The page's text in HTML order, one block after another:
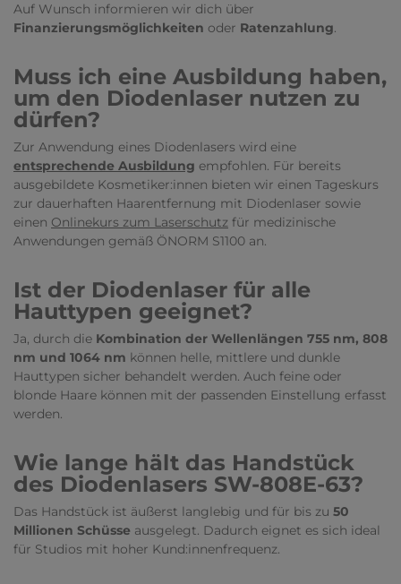
Auf Wunsch informieren wir dich über
Finanzierungsmöglichkeiten oder Ratenzahlung.
Muss ich eine Ausbildung haben,
um den Diodenlaser nutzen zu
dürfen?
Zur Anwendung eines Diodenlasers wird eine
entsprechende Ausbildung empfohlen. Für bereits
ausgebildete Kosmetiker:innen bieten wir einen Tageskurs
zur dauerhaften Haarentfernung mit Diodenlaser sowie
einen Onlinekurs zum Laserschutz für medizinische
Anwendungen gemäß ÖNORM S1100 an.
Ist der Diodenlaser für alle
Hauttypen geeignet?
Ja, durch die Kombination der Wellenlängen 755 nm, 808
nm und 1064 nm können helle, mittlere und dunkle
Hauttypen sicher behandelt werden. Auch feine oder
blonde Haare können mit der passenden Einstellung erfasst
werden.
Wie lange hält das Handstück
des Diodenlasers SW-808E-63?
Das Handstück ist äußerst langlebig und für bis zu 50
Millionen Schüsse ausgelegt. Dadurch eignet es sich ideal
für Studios mit hoher Kund:innenfrequenz.